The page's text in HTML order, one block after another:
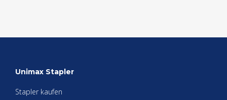
Uni­max Stap­ler
Stap­ler kau­fen